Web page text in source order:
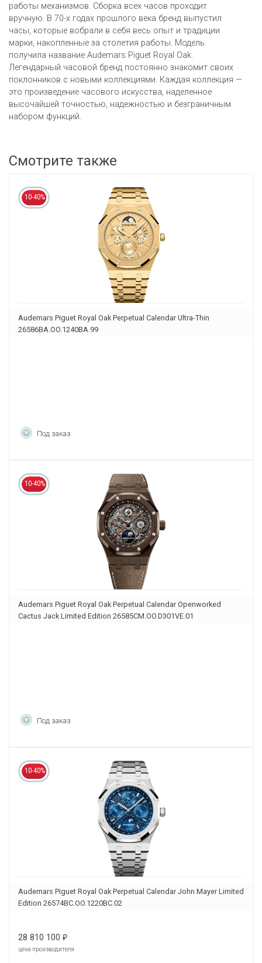
работы механизмов. Сборка всех часов проходит
вручную. В 70-х годах прошлого века бренд выпустил
часы, которые вобрали в себя весь опыт и традиции
марки, накопленные за столетия работы. Модель
получила название Audemars Piguet Royal Oak.
Легендарный часовой бренд постоянно знакомит своих
поклонников с новыми коллекциями. Каждая коллекция —
это произведение часового искусства, наделенное
высочайшей точностью, надежностью и безграничным
набором функций.
Смотрите также
10-40%
Audemars Piguet Royal Oak Perpetual Calendar Ultra-Thin
26586BA.OO.1240BA.99
Под заказ
10-40%
Audemars Piguet Royal Oak Perpetual Calendar Openworked
Cactus Jack Limited Edition 26585CM.OO.D301VE.01
Под заказ
10-40%
Audemars Piguet Royal Oak Perpetual Calendar John Mayer Limited
Edition 26574BC.OO.1220BC.02
28 810 100 ₽
цена производителя